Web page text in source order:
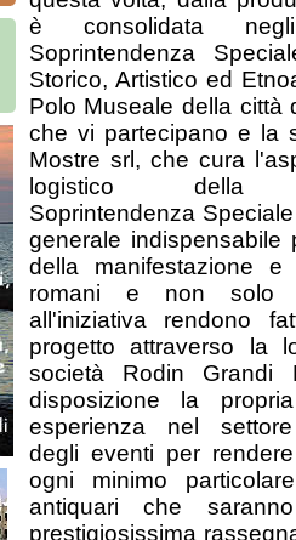
è consolidata
Soprintendenza
Storico, Artistico ed
Polo Museale della città
che vi partecipano e la
Mostre srl, che cura
logistico della
Soprintendenza
generale
della manifestazione
romani e non solo
all'iniziativa rendono
progetto attraverso la
società Rodin
disposizione la
esperienza nel settore
degli eventi per
ogni minimo
antiquari che
prestigiosissima